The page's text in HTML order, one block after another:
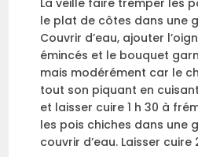
La veille faire tremper les
le plat de côtes dans une
Couvrir d’eau, ajouter
émincés et le bouquet
mais modérément car le
tout son piquant en
et laisser cuire 1 h 30 à
les pois chiches dans une
couvrir d’eau. Laisser cuire